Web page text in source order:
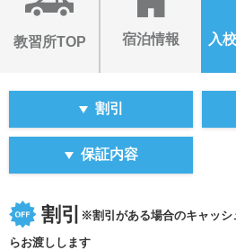
教習所TOP 宿泊情報 入
割引
保証内容
割引
※割引がある場合のキャッ
らお渡しします